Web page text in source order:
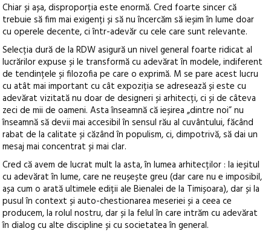
Chiar și așa, disproporția este enormă. Cred foarte sincer că
trebuie să fim mai exigenți și să nu încercăm să ieșim în lume doar
cu operele decente, ci într-adevăr cu cele care sunt relevante.
Selecția dură de la RDW asigură un nivel general foarte ridicat al
lucrărilor expuse și le transformă cu adevărat în modele, indiferent
de tendințele și filozofia pe care o exprimă. M se pare acest lucru
cu atât mai important cu cât expoziția se adresează și este cu
adevărat vizitată nu doar de designeri și arhitecți, ci și de câteva
zeci de mii de oameni. Asta înseamnă că ieșirea „dintre noi” nu
înseamnă să devii mai accesibil în sensul rău al cuvântului, făcând
rabat de la calitate și căzând în populism, ci, dimpotrivă, să dai un
mesaj mai concentrat și mai clar.
Cred că avem de lucrat mult la asta, în lumea arhitecților : la ieșitul
cu adevărat în lume, care ne reușește greu (dar care nu e imposibil,
așa cum o arată ultimele ediții ale Bienalei de la Timișoara), dar și la
pusul în context și auto-chestionarea meseriei și a ceea ce
producem, la rolul nostru, dar și la felul în care intrăm cu adevărat
în dialog cu alte discipline și cu societatea în general.